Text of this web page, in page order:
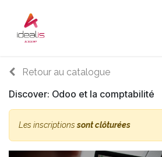
Retour au catalogue
Discover: Odoo et la comptabilité
Les inscriptionssont clôturées